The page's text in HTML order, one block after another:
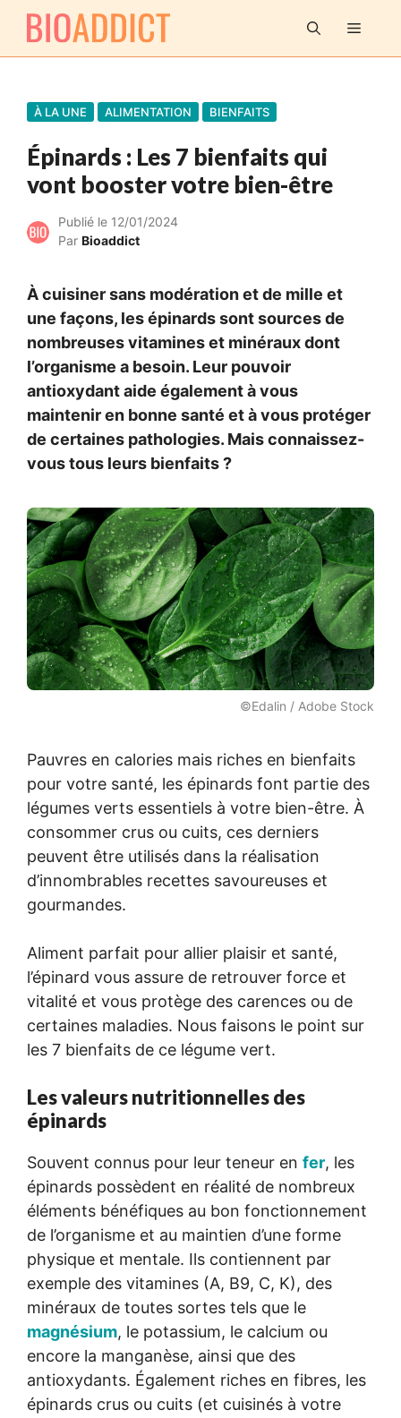
Aller
contenu
MENU
À LA UNE ALIMENTATION BIENFAITS
Épinards : Les 7 bienfaits qui
vont booster votre bien-être
Publié le 12/01/2024
Par Bioaddict
À cuisiner sans modération et de mille et
une façons, les épinards sont sources de
nombreuses vitamines et minéraux dont
l’organisme a besoin. Leur pouvoir
antioxydant aide également à vous
maintenir en bonne santé et à vous protéger
de certaines pathologies. Mais connaissez-
vous tous leurs bienfaits ?
©Edalin / Adobe Stock
Pauvres en calories mais riches en bienfaits
pour votre santé, les épinards font partie des
légumes verts essentiels à votre bien-être. À
consommer crus ou cuits, ces derniers
peuvent être utilisés dans la réalisation
d’innombrables recettes savoureuses et
gourmandes.
Aliment parfait pour allier plaisir et santé,
l’épinard vous assure de retrouver force et
vitalité et vous protège des carences ou de
certaines maladies. Nous faisons le point sur
les 7 bienfaits de ce légume vert.
Les valeurs nutritionnelles des
épinards
Souvent connus pour leur teneur en fer, les
épinards possèdent en réalité de nombreux
éléments bénéfiques au bon fonctionnement
de l’organisme et au maintien d’une forme
physique et mentale. Ils contiennent par
exemple des vitamines (A, B9, C, K), des
minéraux de toutes sortes tels que le
magnésium, le potassium, le calcium ou
encore la manganèse, ainsi que des
antioxydants. Également riches en fibres, les
épinards crus ou cuits (et cuisinés à votre